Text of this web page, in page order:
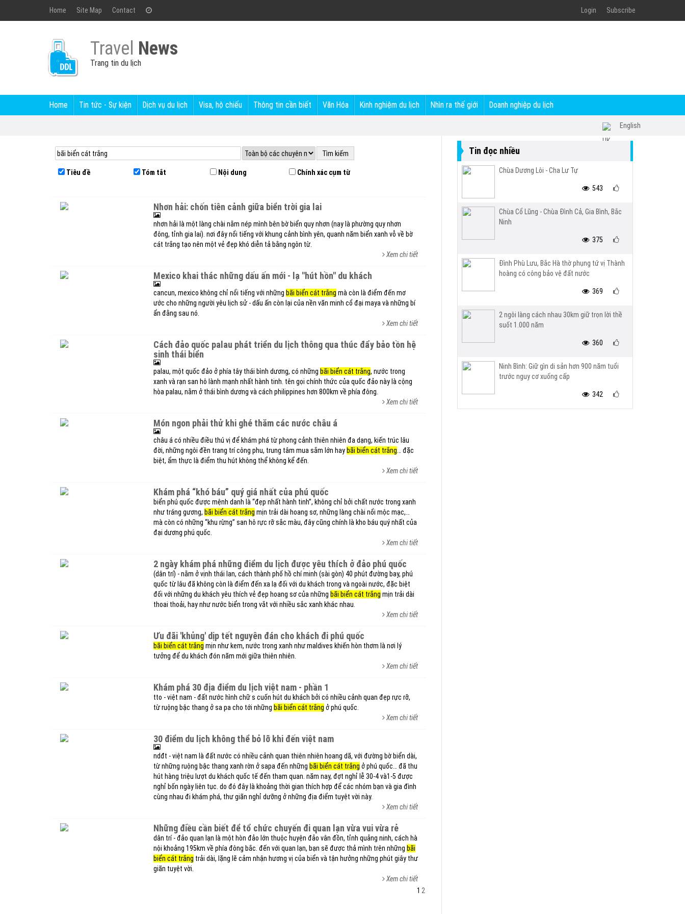
Home Site Map Contact Login Subscribe
Travel News
Trang tin du lịch
Home Tin tức - Sự kiện Dịch vụ du lịch Visa, hộ chiếu Thông tin cần biết Văn Hóa Kinh nghiệm du lịch Nhìn ra thế giới Doanh nghiệp du lịch
English
Tiêu đề Tóm tắt Nội dung Chính xác cụm từ
nhơn hải: chốn tiên cảnh giữa biển trời gia lai
nhơn hải là một làng chài nằm nép mình bên bờ biển quy nhơn (nay là phường quy nhơn
đông, tỉnh gia lai). nơi đây nổi tiếng với khung cảnh bình yên, quanh năm biển xanh vỗ về bờ
cát trắng tạo nên một vẻ đẹp khó diễn tả bằng ngôn từ.
Xem chi tiết
mexico khai thác những dấu ấn mới - lạ "hút hồn" du khách
cancun, mexico không chỉ nổi tiếng với những bãi biển cát trắng mà còn là điểm đến mơ
ước cho những người yêu lịch sử - dấu ấn còn lại của nền văn minh cổ đại maya và những bí
ẩn đằng sau nó.
Xem chi tiết
cách đảo quốc palau phát triển du lịch thông qua thúc đẩy bảo tồn hệ
sinh thái biển
palau, một quốc đảo ở phía tây thái bình dương, có những bãi biển cát trắng, nước trong
xanh và rạn san hô lành mạnh nhất hành tinh. tên gọi chính thức của quốc đảo này là cộng
hòa palau, nằm ở thái bình dương và cách philippines hơn 800km về phía đông.
Xem chi tiết
món ngon phải thử khi ghé thăm các nước châu á
châu á có nhiều điều thú vị để khám phá từ phong cảnh thiên nhiên đa dạng, kiến trúc lâu
đời, những ngôi đền trang trí công phu, trung tâm mua sắm lớn hay bãi biển cát trắng … đặc
biệt, ẩm thực là điểm thu hút không thể không kể đến.
Xem chi tiết
khám phá “khó báu” quý giá nhất của phú quốc
biển phú quốc được mệnh danh là “đẹp nhất hành tinh”, không chỉ bởi chất nước trong xanh
như tráng gương, bãi biển cát trắng mịn trải dài hoang sơ, những làng chài nổi mộc mạc,…
mà còn có những “khu rừng” san hô rực rỡ sắc màu, đây cũng chính là kho báu quý nhất của
đại dương phú quốc.
Xem chi tiết
2 ngày khám phá những điểm du lịch được yêu thích ở đảo phú quốc
(dân trí) - nằm ở vịnh thái lan, cách thành phố hồ chí minh (sài gòn) 40 phút đường bay, phú
quốc từ lâu đã không còn là điểm đến xa lạ đối với du khách trong và ngoài nước, đặc biệt
đối với những du khách yêu thích vẻ đẹp hoang sơ của những bãi biển cát trắng mịn trải dài
thoai thoải, hay như nước biển trong vắt với nhiều sắc xanh khác nhau.
Xem chi tiết
ưu đãi 'khủng' dịp tết nguyên đán cho khách đi phú quốc
bãi biển cát trắng mịn như kem, nước trong xanh như maldives khiến hòn thơm là nơi lý
tưởng để du khách đón năm mới giữa thiên nhiên.
Xem chi tiết
khám phá 30 địa điểm du lịch việt nam - phần 1
tto - việt nam - đất nước hình chữ s cuốn hút du khách bởi có nhiều cảnh quan đẹp rực rỡ,
từ ruộng bậc thang ở sa pa cho tới những bãi biển cát trắng ở phú quốc.
Xem chi tiết
30 điểm du lịch không thể bỏ lỡ khi đến việt nam
ndđt - việt nam là đất nước có nhiều cảnh quan thiên nhiên hoang dã, với đường bờ biển dài,
từ những ruộng bậc thang xanh rờn ở sapa đến những bãi biển cát trắng ở phú quốc… đã thu
hút hàng triệu lượt du khách quốc tế đến tham quan. năm nay, đợt nghỉ lễ 30-4 và1-5 được
nghỉ bốn ngày liên tục. do đó đây là khoảng thời gian thích hợp để các nhóm bạn và gia đình
cùng nhau đi khám phá, thư giãn nghỉ dưỡng ở những địa điểm tuyệt vời này.
Xem chi tiết
những điều cần biết để tổ chức chuyến đi quan lạn vừa vui vừa rẻ
dân trí - đảo quan lạn là một hòn đảo lớn thuộc huyện đảo vân đồn, tỉnh quảng ninh, cách hà
nội khoảng 195km về phía đông bắc. đến với quan lạn, bạn sẽ được thả mình trên những bãi
biển cát trắng trải dài, lặng lẽ cảm nhận hương vị của biển và tận hưởng những phút giây thư
giãn tuyệt vời.
Xem chi tiết
1 2
Tin đọc nhiều
Chùa Dương Lôi - Cha Lư Tự
543
Chùa Cổ Lũng - Chùa Đình Cả, Gia Bình, Bắc
Ninh
375
Đình Phù Lưu, Bắc Hà thờ phụng tứ vị Thành
hoàng có công bảo vệ đất nước
369
2 ngôi làng cách nhau 30km giữ trọn lời thề
suốt 1.000 năm
360
Ninh Bình: Giữ gìn di sản hơn 900 năm tuổi
trước nguy cơ xuống cấp
342